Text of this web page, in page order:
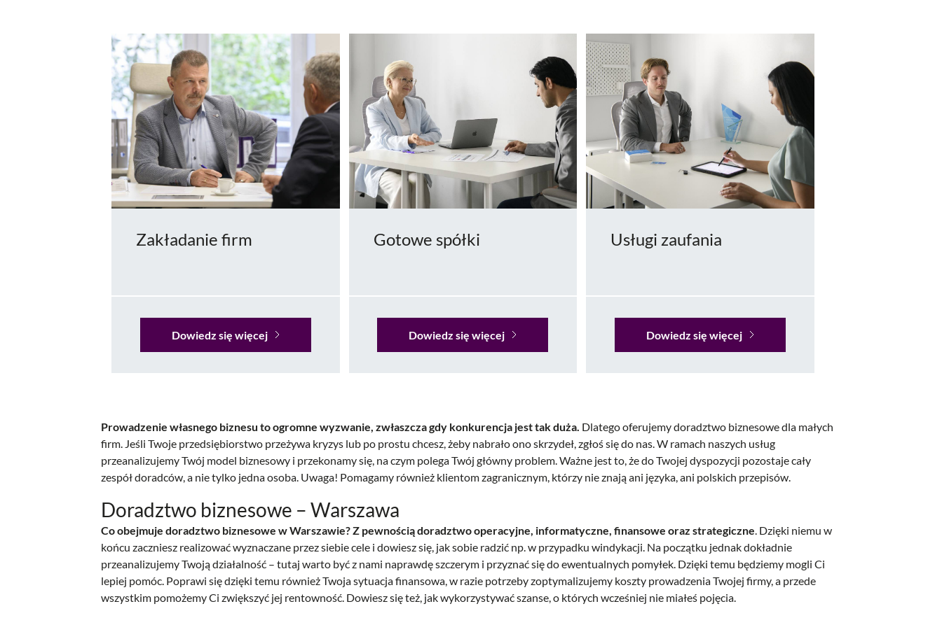
Zakładanie firm
Dowiedz się więcej
Gotowe spółki
Dowiedz się więcej
Usługi zaufania
Dowiedz się więcej
Prowadzenie własnego biznesu to ogromne wyzwanie, zwłaszcza gdy konkurencja jest tak duża. Dlatego oferujemy doradztwo biznesowe dla małych
firm. Jeśli Twoje przedsiębiorstwo przeżywa kryzys lub po prostu chcesz, żeby nabrało ono skrzydeł, zgłoś się do nas. W ramach naszych usług
przeanalizujemy Twój model biznesowy i przekonamy się, na czym polega Twój główny problem. Ważne jest to, że do Twojej dyspozycji pozostaje cały
zespół doradców, a nie tylko jedna osoba. Uwaga! Pomagamy również klientom zagranicznym, którzy nie znają ani języka, ani polskich przepisów.
Doradztwo biznesowe – Warszawa
Co obejmuje doradztwo biznesowe w Warszawie? Z pewnością doradztwo operacyjne, informatyczne, finansowe oraz strategiczne . Dzięki niemu w
końcu zaczniesz realizować wyznaczane przez siebie cele i dowiesz się, jak sobie radzić np. w przypadku windykacji. Na początku jednak dokładnie
przeanalizujemy Twoją działalność – tutaj warto być z nami naprawdę szczerym i przyznać się do ewentualnych pomyłek. Dzięki temu będziemy mogli Ci
lepiej pomóc. Poprawi się dzięki temu również Twoja sytuacja finansowa, w razie potrzeby zoptymalizujemy koszty prowadzenia Twojej firmy, a przede
wszystkim pomożemy Ci zwiększyć jej rentowność. Dowiesz się też, jak wykorzystywać szanse, o których wcześniej nie miałeś pojęcia.